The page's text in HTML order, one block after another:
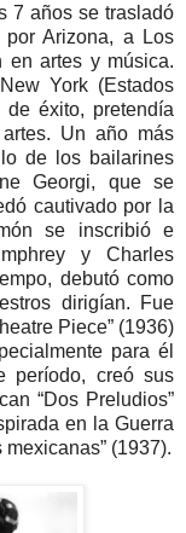
7 años se trasladó
Arizona, a Los
en artes y música.
York (Estados
de éxito, pretendía
Un año más
de los bailarines
Georgi, que se
cautivado por la
se inscribió e
y Charles
debutó como
dirigían. Fue
Piece” (1936)
para él
período, creó sus
“Dos Preludios”
en la Guerra
(1937).